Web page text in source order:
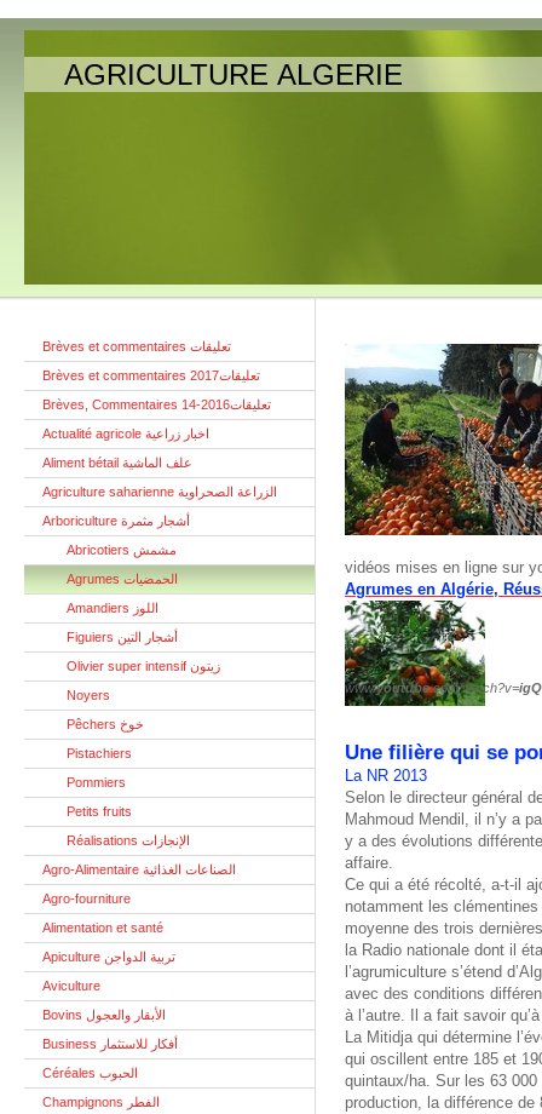
AGRICULTURE ALGERIE
Brèves et commentaires تعليقات
Brèves et commentaires تعليقات2017
Brèves, Commentaires تعليقات2016-14
Actualité agricole اخبار زراعية
Aliment bétail علف الماشية
Agriculture saharienne الزراعة الصحراوية
Arboriculture أشجار مثمرة
Abricotiers مشمش
Agrumes الحمضيات
Amandiers اللوز
Figuiers أشجار التين
Olivier super intensif زيتون
Noyers
Pêchers خوخ
Pistachiers
Pommiers
Petits fruits
Réalisations الإنجازات
Agro-Alimentaire الصناعات الغذائية
Agro-fourniture
Alimentation et santé
Apiculture تربية الدواجن
Aviculture
Bovins الأبقار والعجول
Business أفكار للاستثمار
Céréales الحبوب
Champignons الفطر
vidéos mises en ligne sur
Agrumes en Algérie,
www.youtube.com/watch?v=
Une filière qui se
La NR 2013
Selon le directeur général
Mahmoud Mendil, il n’y a
y a des évolutions
affaire.
Ce qui a été récolté, a-t-il
notamment les
moyenne des trois
la Radio nationale dont il
l’agrumiculture s’étend
avec des conditions
à l’autre. Il a fait savoir
La Mitidja qui détermine
qui oscillent entre 185 et
quintaux/ha. Sur les 63 000
production, la différence de